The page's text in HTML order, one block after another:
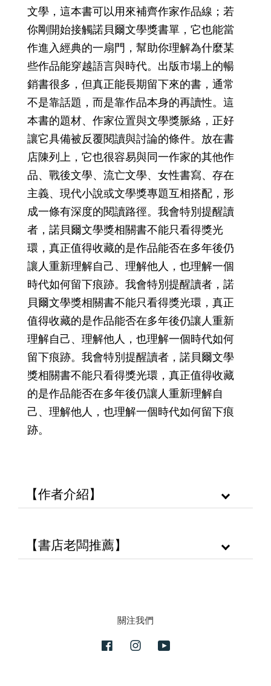
文學，這本書可以用來補齊作家作品線；若
你剛開始接觸諾貝爾文學獎書單，它也能當
作進入經典的一扇門，幫助你理解為什麼某
些作品能穿越語言與時代。出版市場上的暢
銷書很多，但真正能長期留下來的書，通常
不是靠話題，而是靠作品本身的再讀性。這
本書的題材、作家位置與文學獎脈絡，正好
讓它具備被反覆閱讀與討論的條件。放在書
店陳列上，它也很容易與同一作家的其他作
品、戰後文學、流亡文學、女性書寫、存在
主義、現代小說或文學獎專題互相搭配，形
成一條有深度的閱讀路徑。我會特別提醒讀
者，諾貝爾文學獎相關書不能只看得獎光
環，真正值得收藏的是作品能否在多年後仍
讓人重新理解自己、理解他人，也理解一個
時代如何留下痕跡。我會特別提醒讀者，諾
貝爾文學獎相關書不能只看得獎光環，真正
值得收藏的是作品能否在多年後仍讓人重新
理解自己、理解他人，也理解一個時代如何
留下痕跡。我會特別提醒讀者，諾貝爾文學
獎相關書不能只看得獎光環，真正值得收藏
的是作品能否在多年後仍讓人重新理解自
己、理解他人，也理解一個時代如何留下痕
跡。
【作者介紹】
【書店老闆推薦】
關注我們
FacebookInstagram